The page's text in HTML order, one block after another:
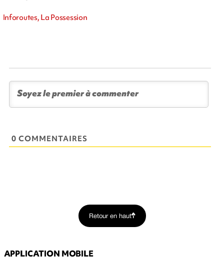
Inforoutes, La Possession
0 COMMENTAIRES
Retour en haut
APPLICATION MOBILE